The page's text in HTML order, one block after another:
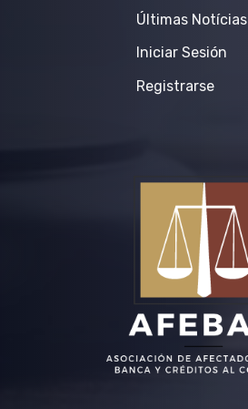
Últimas Notícias
Iniciar Sesión
Registrarse